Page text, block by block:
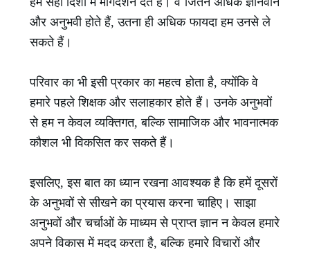
और अनुभवी होते हैं, उतना ही अधिक फायदा हम उनसे ले
सकते हैं।
परिवार का भी इसी प्रकार का महत्व होता है, क्योंकि वे
हमारे पहले शिक्षक और सलाहकार होते हैं। उनके अनुभवों
से हम न केवल व्यक्तिगत, बल्कि सामाजिक और भावनात्मक
कौशल भी विकसित कर सकते हैं।
इसलिए, इस बात का ध्यान रखना आवश्यक है कि हमें दूसरों
के अनुभवों से सीखने का प्रयास करना चाहिए। साझा
अनुभवों और चर्चाओं के माध्यम से प्राप्त ज्ञान न केवल हमारे
अपने विकास में मदद करता है, बल्कि हमारे विचारों और